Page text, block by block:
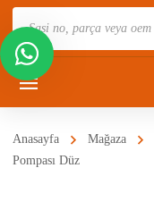
Ara
Anasayfa Mağaza
Pompası Düz